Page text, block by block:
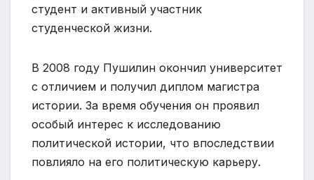
студент и активный участник
студенческой жизни.
В 2008 году Пушилин окончил университет
с отличием и получил диплом магистра
истории. За время обучения он проявил
особый интерес к исследованию
политической истории, что впоследствии
повлияло на его политическую карьеру.